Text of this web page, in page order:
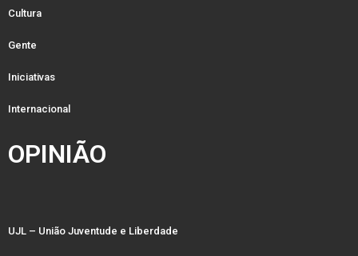
Cultura
Gente
Iniciativas
Internacional
OPINIÃO
UJL – União Juventude e Liberdade